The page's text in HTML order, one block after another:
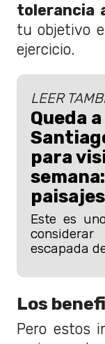
tolerancia
tu objetivo
ejercicio.
LEER
Queda
para
Este es
escapada
Los
Pero estos